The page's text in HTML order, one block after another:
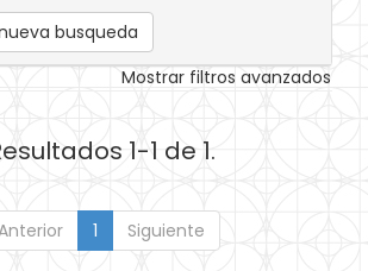
busqueda
Mostrar filtros avanzados
1-1 de 1.
1 Siguiente